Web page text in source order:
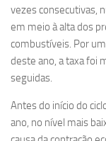
vezes consecutivas,
em meio à alta dos
combustíveis. Por
deste ano, a taxa foi
seguidas.
Antes do início do
ano, no nível mais